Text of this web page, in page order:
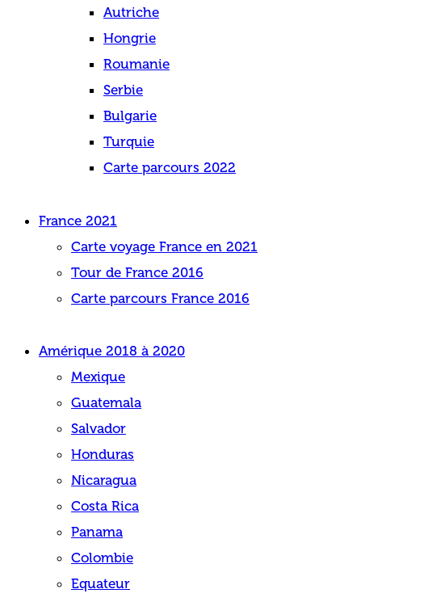
Autriche
Hongrie
Roumanie
Serbie
Bulgarie
Turquie
Carte parcours 2022
France 2021
Carte voyage France en 2021
Tour de France 2016
Carte parcours France 2016
Amérique 2018 à 2020
Mexique
Guatemala
Salvador
Honduras
Nicaragua
Costa Rica
Panama
Colombie
Equateur